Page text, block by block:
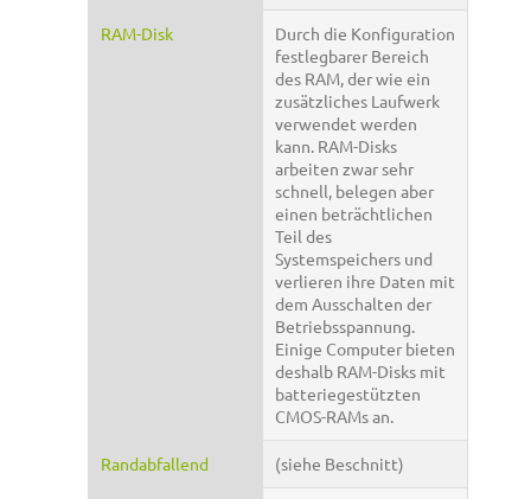
RAM-Disk
Durch die Konfiguration
festlegbarer Bereich
des RAM, der wie ein
zusätzliches Laufwerk
verwendet werden
kann. RAM-Disks
arbeiten zwar sehr
schnell, belegen aber
einen beträchtlichen
Teil des
Systemspeichers und
verlieren ihre Daten mit
dem Ausschalten der
Betriebsspannung.
Einige Computer bieten
deshalb RAM-Disks mit
batteriegestützten
CMOS-RAMs an.
Randabfallend (siehe Beschnitt)